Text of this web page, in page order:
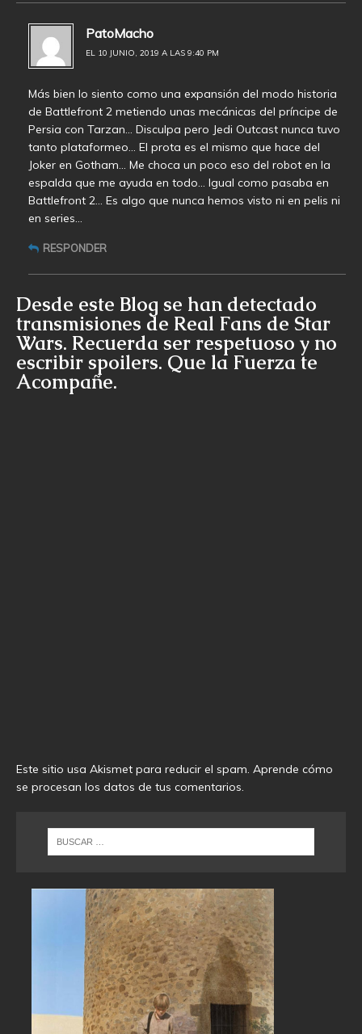
PatoMacho
EL 10 JUNIO, 2019 A LAS 9:40 PM
Más bien lo siento como una expansión del modo historia
de Battlefront 2 metiendo unas mecánicas del príncipe de
Persia con Tarzan… Disculpa pero Jedi Outcast nunca tuvo
tanto plataformeo… El prota es el mismo que hace del
Joker en Gotham… Me choca un poco eso del robot en la
espalda que me ayuda en todo… Igual como pasaba en
Battlefront 2… Es algo que nunca hemos visto ni en pelis ni
en series…
RESPONDER
Desde este Blog se han detectado
transmisiones de Real Fans de Star
Wars. Recuerda ser respetuoso y no
escribir spoilers. Que la Fuerza te
Acompañe.
Este sitio usa Akismet para reducir el spam. Aprende cómo
se procesan los datos de tus comentarios.